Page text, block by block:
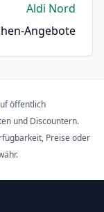
Aldi Nord
Angebote
öffentlich
und Discountern.
Preise oder